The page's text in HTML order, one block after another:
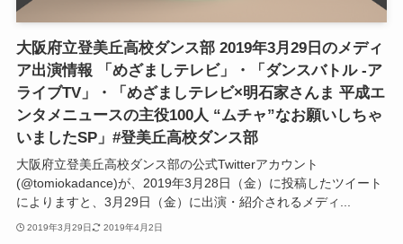
大阪府立登美丘高校ダンス部 2019年3月29日のメディ
ア出演情報 「めざましテレビ」・「ダンスバトル -ア
ライブTV」・「めざましテレビ×明石家さんま 平成エ
ンタメニュースの主役100人 “ムチャ”なお願いしちゃ
いましたSP」#登美丘高校ダンス部
大阪府立登美丘高校ダンス部の公式Twitterアカウント
(@tomiokadance)が、2019年3月28日（金）に投稿したツイート
によりますと、3月29日（金）に出演・紹介されるメディ...
2019年3月29日 2019年4月2日